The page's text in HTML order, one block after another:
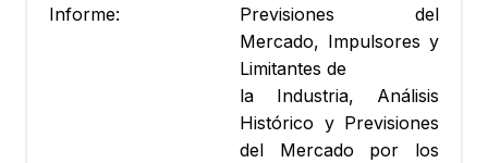
Informe:
Previsiones del
Mercado, Impulsores y
Limitantes de
la Industria, Análisis
Histórico y Previsiones
del Mercado por los